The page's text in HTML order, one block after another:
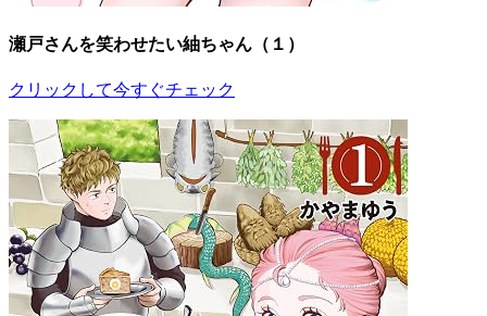
瀬戸さんを笑わせたい紬ちゃん（１）
クリックして今すぐチェック